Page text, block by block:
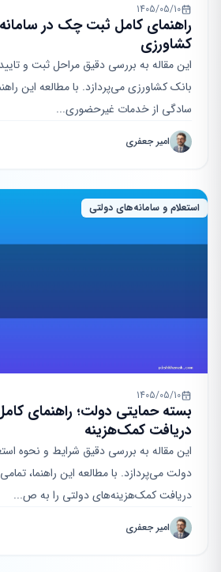
1405/05/10
راهنمای کامل ثبت چک در
کشاورزی
این مقاله به بررسی دقیق مراحل ثبت و
بانک کشاورزی می‌پردازد. با مطالعه این
سادگی از خدمات غیرحضوری...
امیر جعفری
استعلام و سامانه‌های دولتی
1405/05/10
بسته حمایتی دولت؛ راهنمای
دریافت کمک‌هزینه
این مقاله به بررسی دقیق شرایط و نحوه
دولت می‌پردازد. با مطالعه این راهنما،
دریافت کمک‌هزینه‌های دولتی را به ص...
امیر جعفری